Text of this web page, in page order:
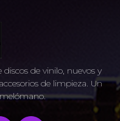
de vinilo, nuevos y
de limpieza. Un